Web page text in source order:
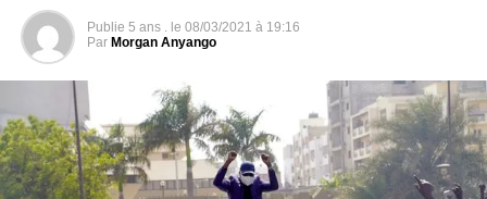
Publie 5 ans . le 08/03/2021 à 19:16
Par Morgan Anyango